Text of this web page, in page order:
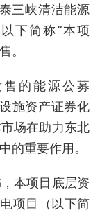
三峡清洁能源
下简称“本项
。
的能源公募
施资产证券化
场在助力东北
的重要作用。
本项目底层资
项目（以下简